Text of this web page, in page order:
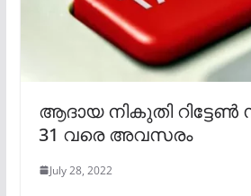
ആദായ നികുതി റിട്ടേൺ
31 വരെ അവസരം
July 28, 2022